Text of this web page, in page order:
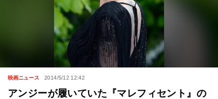
映画ニュース 2014/5/12 12:42
アンジーが履いていた『マレフィセント』の